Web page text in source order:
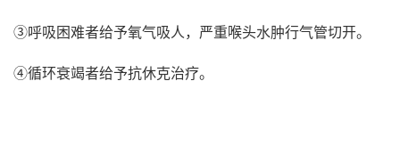
③呼吸困难者给予氧气吸人，严重喉头水肿行气管切开。
④循环衰竭者给予抗休克治疗。